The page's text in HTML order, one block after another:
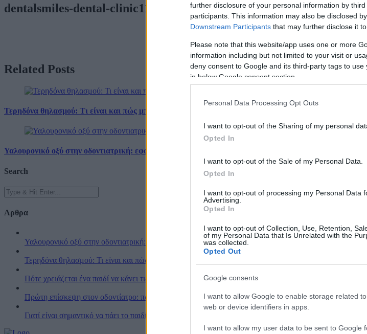
further disclosure of your personal information by
participants. This information may also be disclosed
Downstream Participants that may further disclose it
Please note that this website/app uses one or more
information including but not limited to your visit or
deny consent to Google and its third-party tags to
in below Google consent section.
Personal Data Processing Opt Outs
I want to opt-out of the Sharing of my personal
Opted In
I want to opt-out of the Sale of my Personal Data.
Opted In
I want to opt-out of processing my Personal Data
Advertising.
Opted In
I want to opt-out of Collection, Use, Retention,
of my Personal Data that Is Unrelated with the
was collected.
Opted Out
Google consents
I want to allow Google to enable storage related
web or device identifiers in apps.
I want to allow my user data to be sent to Google
dentalsmiles-dental-clinic11
Related Posts
Τερηδόνα θηλασμού: Τι είναι και πώς μπορείτε να προστατεύσετε το παιδί σας
Υαλουρονικό οξύ στην οδοντιατρική: εφαρμογές και οφέλη
Search
Αρθρα
Υαλουρονικό οξύ στην οδοντιατρική: εφαρμογές και οφέλη
Τερηδόνα θηλασμού: Τι είναι και πώς μπορείτε να προστατεύσετε το παιδί σας
Πότε χρειάζεται ένα παιδί να κάνει τις οδοντιατρικές του εργασίες με μέθη ή γενικήαναισθησία σε
Πρώτη επίσκεψη στον οδοντίατρο: πώς να προετοιμάσουν οι γονείς τα παιδιά
Γιατί είναι σημαντικό να πάει το παιδί από νωρίς στον οδοντίατρο;